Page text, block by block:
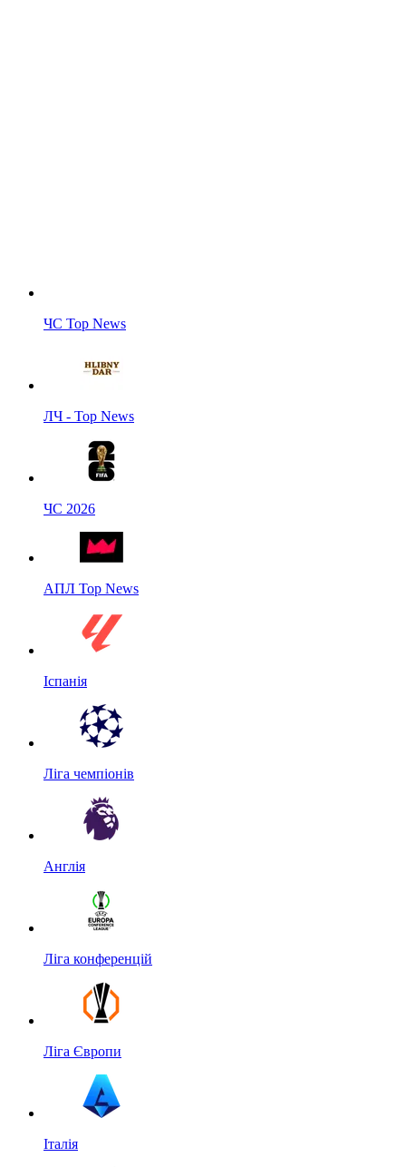
ЧС Top News
ЛЧ - Top News
ЧС 2026
АПЛ Top News
Іспанія
Ліга чемпіонів
Англія
Ліга конференцій
Ліга Європи
Італія